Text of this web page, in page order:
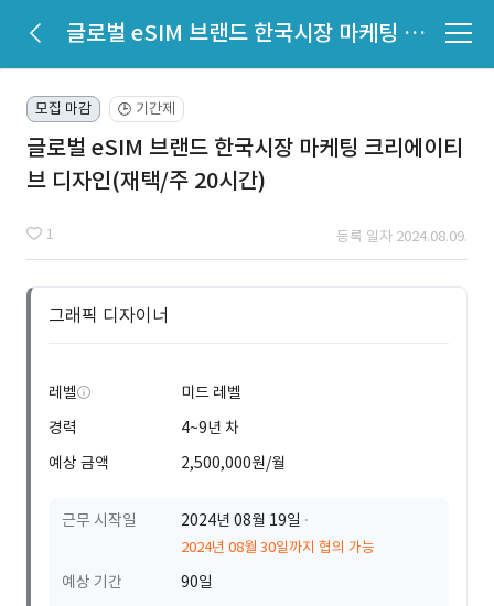
글로벌 eSIM 브랜드 한국시장 마케팅 크리에이티브 디자인(재택/주 20시간)
모집 마감 🕒 기간제
글로벌 eSIM 브랜드 한국시장 마케팅 크리에이티
브 디자인(재택/주 20시간)
1 등록 일자 2024.08.09.
그래픽 디자이너
레벨
미드 레벨
경력
4~9년 차
예상 금액
2,500,000원/월
근무 시작일 2024년 08월 19일
2024년 08월 30일까지 협의 가능
예상 기간
90일